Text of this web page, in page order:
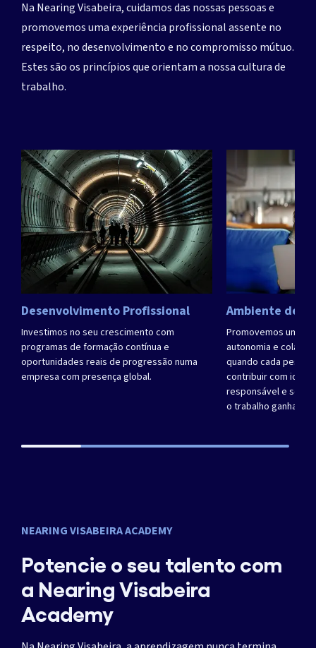
Na Nearing Visabeira, cuidamos das nossas pessoas e
promovemos uma experiência profissional assente no
respeito, no desenvolvimento e no compromisso mútuo.
Estes são os princípios que orientam a nossa cultura de
trabalho.
Desenvolvimento Profissional
Investimos no seu crescimento com
programas de formação contínua e
oportunidades reais de progressão numa
empresa com presença global.
Ambiente de
Promovemos uma
autonomia e
quando cada
contribuir com
responsável e
o trabalho ganha
NEARING VISABEIRA ACADEMY
Potencie o seu talento com
a Nearing Visabeira
Academy